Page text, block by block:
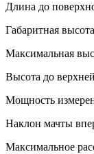
Длина до
Габаритная
Максимальная
Высота до
Мощность
Наклон мачты
Максимальное